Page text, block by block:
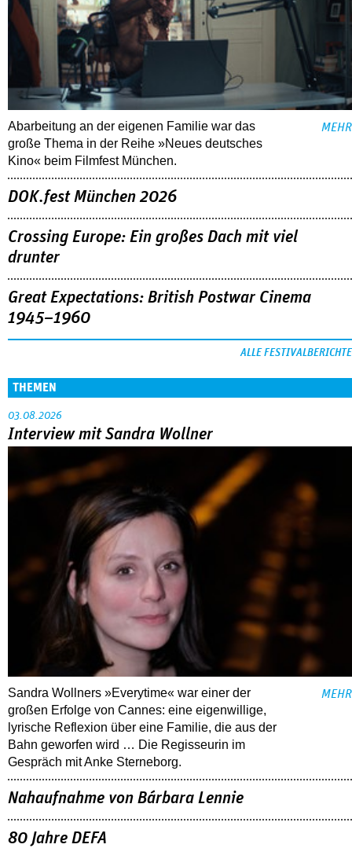
Abarbeitung an der eigenen Familie war das
große Thema in der Reihe »Neues deutsches
Kino« beim Filmfest München.
MEHR
DOK.fest München 2026
Crossing Europe: Ein großes Dach mit viel
drunter
Great Expectations: British Postwar Cinema
1945–1960
ALLE FESTIVALBERICHTE
THEMEN
03.08.2026
Interview mit Sandra Wollner
Sandra Wollners »Everytime« war einer der
großen Erfolge von Cannes: eine eigenwillige,
lyrische Reflexion über eine ­Familie, die aus der
Bahn geworfen wird … Die Regisseurin im
Gespräch mit Anke Sterneborg.
MEHR
Nahaufnahme von Bárbara Lennie
80 Jahre DEFA